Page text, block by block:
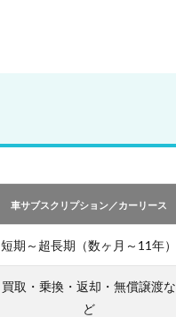
車サブスクリプション／カーリース
短期～超長期（数ヶ月～11年）
買取・乗換・返却・無償譲渡な
ど